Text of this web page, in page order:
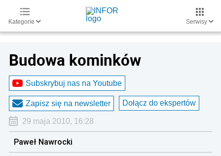
Kategorie Serwisy
Budowa kominków
Subskrybuj nas na Youtube
Zapisz się na newsletter Dołącz do ekspertów
29 maja 2010, 16:28
Paweł Nawrocki